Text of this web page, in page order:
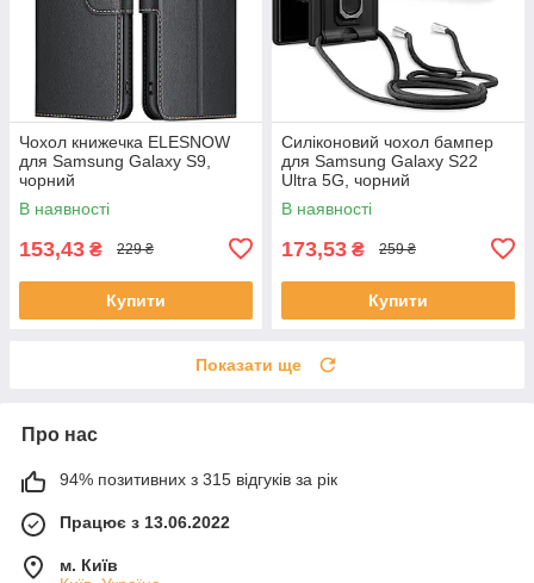
Чохол книжечка ELESNOW
для Samsung Galaxy S9,
чорний
В наявності
153,43 ₴ 229 ₴
Купити
Силіконовий чохол бампер
для Samsung Galaxy S22
Ultra 5G, чорний
В наявності
173,53 ₴ 259 ₴
Купити
Показати ще
Про нас
94% позитивних з 315 відгуків за рік
Працює з 13.06.2022
м. Київ